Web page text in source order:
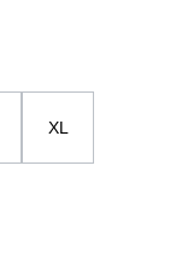
XL